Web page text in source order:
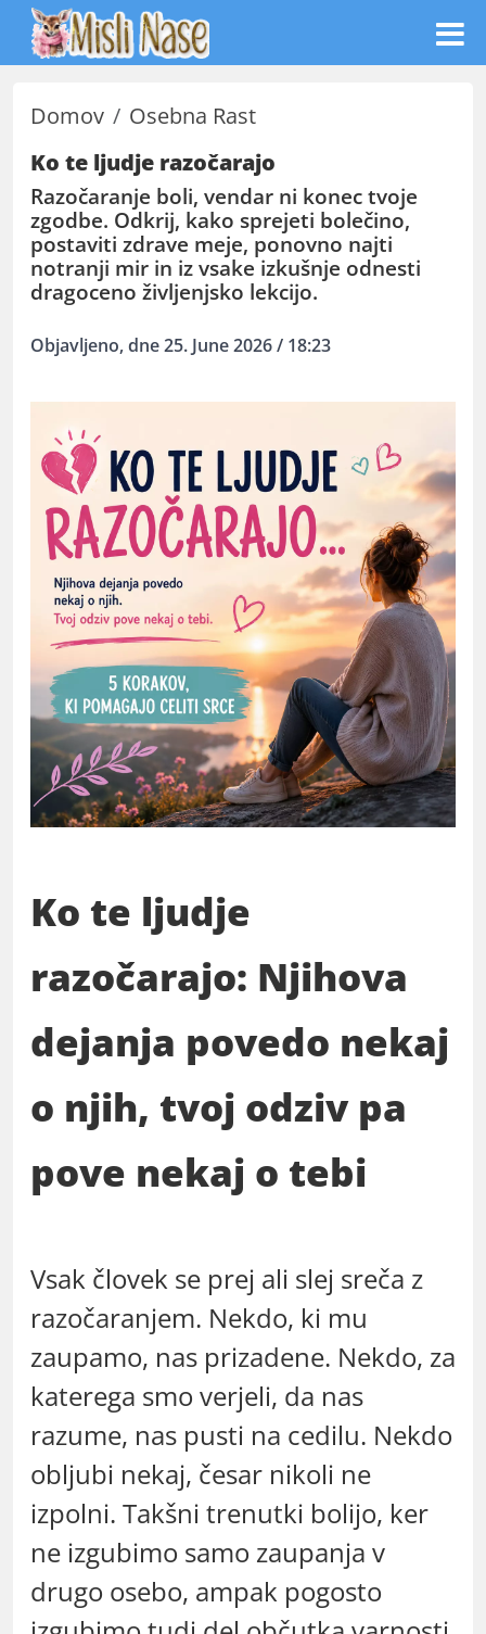
Domov
Osebna Rast
Ko te ljudje razočarajo
Razočaranje boli, vendar ni konec tvoje
zgodbe. Odkrij, kako sprejeti bolečino,
postaviti zdrave meje, ponovno najti
notranji mir in iz vsake izkušnje odnesti
dragoceno življenjsko lekcijo.
Objavljeno, dne 25. June 2026 / 18:23
Ko te ljudje
razočarajo: Njihova
dejanja povedo nekaj
o njih, tvoj odziv pa
pove nekaj o tebi
Vsak človek se prej ali slej sreča z
razočaranjem. Nekdo, ki mu
zaupamo, nas prizadene. Nekdo, za
katerega smo verjeli, da nas
razume, nas pusti na cedilu. Nekdo
obljubi nekaj, česar nikoli ne
izpolni. Takšni trenutki bolijo, ker
ne izgubimo samo zaupanja v
drugo osebo, ampak pogosto